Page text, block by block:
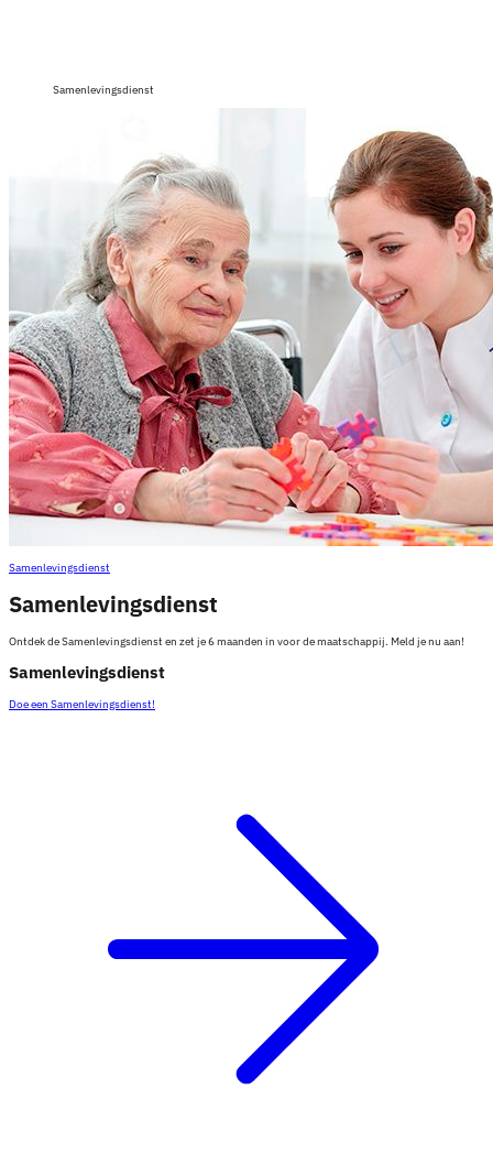
Samenlevingsdienst
Samenlevingsdienst
Samenlevingsdienst
Ontdek de Samenlevingsdienst en zet je 6 maanden in voor de maatschappij. Meld je nu aan!
Samenlevingsdienst
Doe een Samenlevingsdienst!